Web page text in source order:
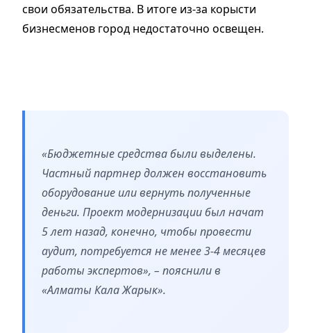
свои обязательства. В итоге из-за корысти
бизнесменов город недостаточно освещен.
«Бюджетные средства были выделены.
Частный партнер должен восстановить
оборудование или вернуть полученные
деньги. Проект модернизации был начат
5 лет назад, конечно, чтобы провести
аудит, потребуется не менее 3-4 месяцев
работы экспертов», – пояснили в
«Алматы Кала Жарык».